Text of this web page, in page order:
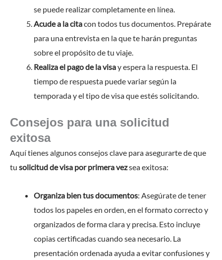
se puede realizar completamente en línea.
Acude a la citacon todos tus documentos. Prepárate
para una entrevista en la que te harán preguntas
sobre el propósito de tu viaje.
Realiza el pago de la visay espera la respuesta. El
tiempo de respuesta puede variar según la
temporada y el tipo de visa que estés solicitando.
Consejos para una solicitud
exitosa
Aquí tienes algunos consejos clave para asegurarte de que
tu solicitud de visa por primera vezsea exitosa:
Organiza bien tus documentos: Asegúrate de tener
todos los papeles en orden, en el formato correcto y
organizados de forma clara y precisa. Esto incluye
copias certificadas cuando sea necesario. La
presentación ordenada ayuda a evitar confusiones y